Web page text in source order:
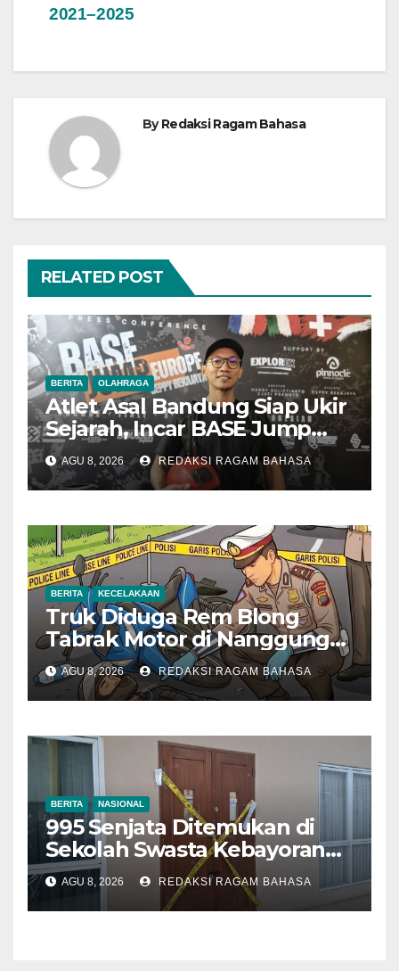
2021–2025
ByRedaksi Ragam Bahasa
RELATED POST
BERITA OLAHRAGA
Atlet Asal Bandung Siap Ukir
Sejarah, Incar BASE Jump
dari Eiger Mushroom Swiss
AGU 8, 2026 REDAKSI RAGAM BAHASA
BERITA KECELAKAAN
Truk Diduga Rem Blong
Tabrak Motor di Nanggung
Bogor, Dua Orang Tewas
AGU 8, 2026 REDAKSI RAGAM BAHASA
BERITA NASIONAL
995 Senjata Ditemukan di
Sekolah Swasta Kebayoran
Lama, Ada Bunker hingga
Barang Terlarang
AGU 8, 2026 REDAKSI RAGAM BAHASA